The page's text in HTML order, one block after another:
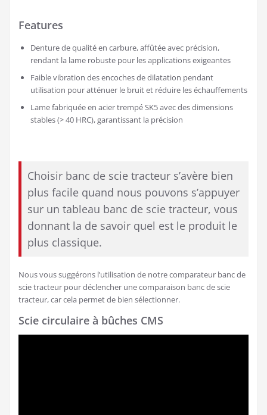
Features
Denture de qualité en carbure, affûtée avec précision,
rendant la lame robuste pour les applications exigeantes
Faible vibration des encoches de dilatation pendant
utilisation pour atténuer le bruit et réduire les échauffements
Lame fabriquée en acier trempé SK5 avec des dimensions
stables (> 40 HRC), garantissant la précision
Choisir banc de scie tracteur s’avère bien
plus facile quand nous pouvons s’appuyer
sur un tableau banc de scie tracteur, vous
donnant la de savoir quel est le produit le
plus classique.
Nous vous suggérons l’utilisation de notre comparateur banc de
scie tracteur pour déclencher une comparaison banc de scie
tracteur, car cela permet de bien sélectionner.
Scie circulaire à bûches CMS